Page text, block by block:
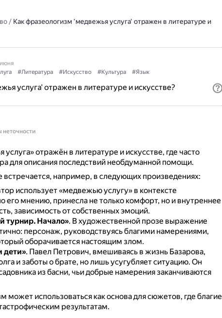
/ Как фразеологизм 'медвежья услуга' отражен в литературе и
#Литература #Искусство #Культура #Язык
услуга' отражен в литературе и искусстве?
неточности
отражён в литературе и искусстве, где часто
для описания последствий необдуманной помощи.
например, в следующих произведениях:
использует «медвежью услугу» в контексте
его мнению, принесла не только комфорт, но и внутреннее
зависимость от собственных эмоций.
турнир. Начало». В художественной прозе выражение
персонаж, руководствуясь благими намерениями,
оборачивается настоящим злом.
дети». Павел Петрович, вмешиваясь в жизнь Базарова,
и заботы о брате, но лишь усугубляет ситуацию. Он
из басни, чьи добрые намерения заканчиваются
может использоваться как основа для сюжетов, где благие
результатам.